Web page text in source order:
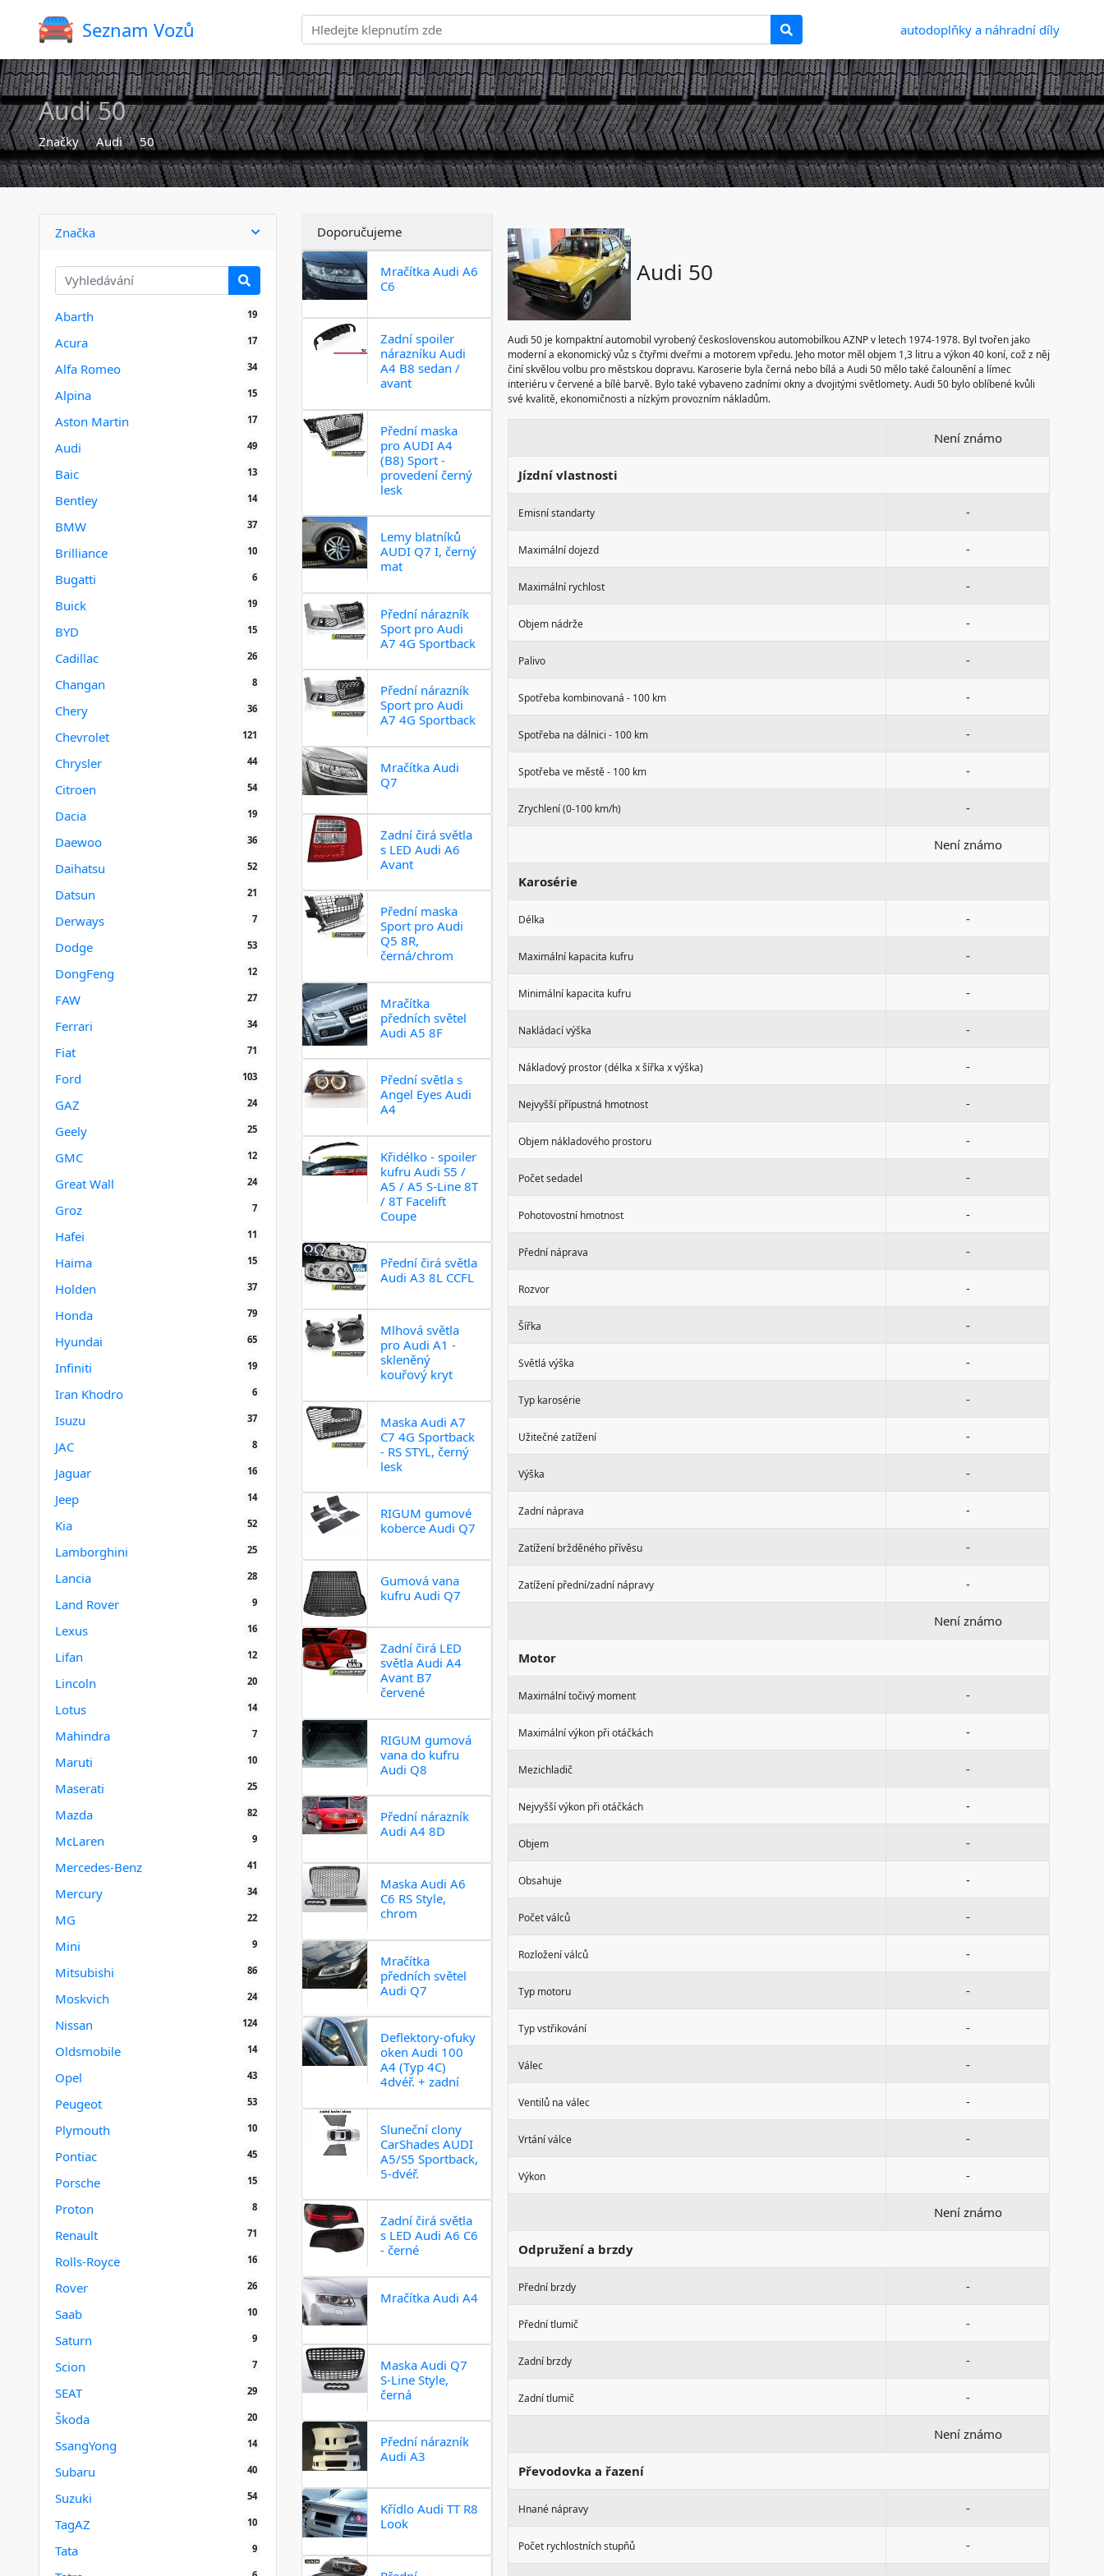
Seznam Vozů autodoplňky a náhradní díly
Audi 50
Značky Audi 50
Značka
Abarth 19
Acura 17
Alfa Romeo 34
Alpina 15
Aston Martin 17
Audi 49
Baic 13
Bentley 14
BMW 37
Brilliance 10
Bugatti 6
Buick 19
BYD 15
Cadillac 26
Changan 8
Chery 36
Chevrolet 121
Chrysler 44
Citroen 54
Dacia 19
Daewoo 36
Daihatsu 52
Datsun 21
Derways 7
Dodge 53
DongFeng 12
FAW 27
Ferrari 34
Fiat 71
Ford 103
GAZ 24
Geely 25
GMC 12
Great Wall 24
Groz 7
Hafei 11
Haima 15
Holden 37
Honda 79
Hyundai 65
Infiniti 19
Iran Khodro 6
Isuzu 37
JAC 8
Jaguar 16
Jeep 14
Kia 52
Lamborghini 25
Lancia 28
Land Rover 9
Lexus 16
Lifan 12
Lincoln 20
Lotus 14
Mahindra 7
Maruti 10
Maserati 25
Mazda 82
McLaren 9
Mercedes-Benz 41
Mercury 34
MG 22
Mini 9
Mitsubishi 86
Moskvich 24
Nissan 124
Oldsmobile 14
Opel 43
Peugeot 53
Plymouth 10
Pontiac 45
Porsche 15
Proton 8
Renault 71
Rolls-Royce 16
Rover 26
Saab 10
Saturn 9
Scion 7
SEAT 29
Škoda 20
SsangYong 14
Subaru 40
Suzuki 54
TagAZ 10
Tata 9
Doporučujeme
Mračítka Audi A6
C6
Zadní spoiler
nárazníku Audi
A4 B8 sedan /
avant
Přední maska
pro AUDI A4
(B8) Sport -
provedení černý
lesk
Lemy blatníků
AUDI Q7 I, černý
mat
Přední nárazník
Sport pro Audi
A7 4G Sportback
Přední nárazník
Sport pro Audi
A7 4G Sportback
Mračítka Audi
Q7
Zadní čirá světla
s LED Audi A6
Avant
Přední maska
Sport pro Audi
Q5 8R,
černá/chrom
Mračítka
předních světel
Audi A5 8F
Přední světla s
Angel Eyes Audi
A4
Křidélko - spoiler
kufru Audi S5 /
A5 / A5 S-Line 8T
/ 8T Facelift
Coupe
Přední čirá světla
Audi A3 8L CCFL
Mlhová světla
pro Audi A1 -
skleněný
kouřový kryt
Maska Audi A7
C7 4G Sportback
- RS STYL, černý
lesk
RIGUM gumové
koberce Audi Q7
Gumová vana
kufru Audi Q7
Zadní čirá LED
světla Audi A4
Avant B7
červené
RIGUM gumová
vana do kufru
Audi Q8
Přední nárazník
Audi A4 8D
Maska Audi A6
C6 RS Style,
chrom
Mračítka
předních světel
Audi Q7
Deflektory-ofuky
oken Audi 100
A4 (Typ 4C)
4dvéř. + zadní
Sluneční clony
CarShades AUDI
A5/S5 Sportback,
5-dvéř.
Zadní čirá světla
s LED Audi A6 C6
- černé
Mračítka Audi A4
Maska Audi Q7
S-Line Style,
černá
Přední nárazník
Audi A3
Křídlo Audi TT R8
Look
Audi 50
Audi 50 je kompaktní automobil vyrobený československou automobilkou AZNP v letech 1974-1978. Byl tvořen jako
moderní a ekonomický vůz s čtyřmi dveřmi a motorem vpředu. Jeho motor měl objem 1,3 litru a výkon 40 koní, což z něj
činí skvělou volbu pro městskou dopravu. Karoserie byla černá nebo bílá a Audi 50 mělo také čalounění a límec
interiéru v červené a bílé barvě. Bylo také vybaveno zadními okny a dvojitými světlomety. Audi 50 bylo oblíbené kvůli
své kvalitě, ekonomičnosti a nízkým provozním nákladům.
Není známo
Jízdní vlastnosti
Emisní standarty -
Maximální dojezd -
Maximální rychlost -
Objem nádrže -
Palivo -
Spotřeba kombinovaná - 100 km -
Spotřeba na dálnici - 100 km -
Spotřeba ve městě - 100 km -
Zrychlení (0-100 km/h) -
Není známo
Karosérie
Délka -
Maximální kapacita kufru -
Minimální kapacita kufru -
Nakládací výška -
Nákladový prostor (délka x šířka x výška) -
Nejvyšší přípustná hmotnost -
Objem nákladového prostoru -
Počet sedadel -
Pohotovostní hmotnost -
Přední náprava -
Rozvor -
Šířka -
Světlá výška -
Typ karosérie -
Užitečné zatížení -
Výška -
Zadní náprava -
Zatížení bržděného přívěsu -
Zatížení přední/zadní nápravy -
Není známo
Motor
Maximální točivý moment -
Maximální výkon při otáčkách -
Mezichladič -
Nejvyšší výkon při otáčkách -
Objem -
Obsahuje -
Počet válců -
Rozložení válců -
Typ motoru -
Typ vstřikování -
Válec -
Ventilů na válec -
Vrtání válce -
Výkon -
Není známo
Odpružení a brzdy
Přední brzdy -
Přední tlumič -
Zadní brzdy -
Zadní tlumič -
Není známo
Převodovka a řazení
Hnané nápravy -
Počet rychlostních stupňů -